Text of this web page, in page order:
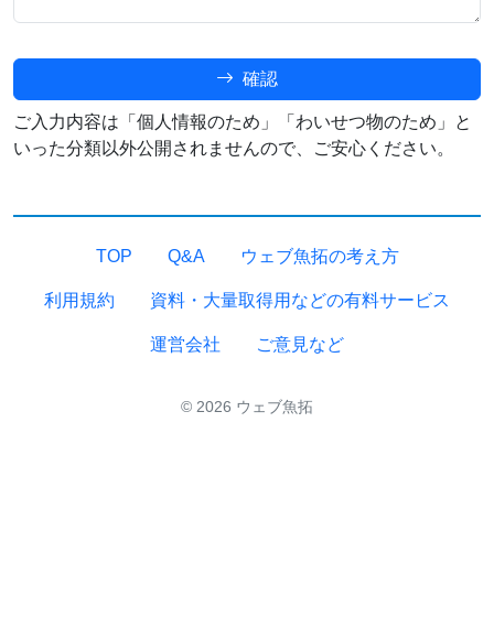
確認
ご入力内容は「個人情報のため」「わいせつ物のため」と
いった分類以外公開されませんので、ご安心ください。
TOP Q&A ウェブ魚拓の考え方
利用規約 資料・大量取得用などの有料サービス
運営会社 ご意見など
© 2026 ウェブ魚拓